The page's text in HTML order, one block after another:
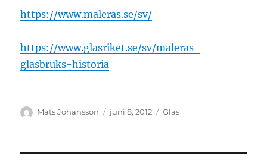
https://www.maleras.se/sv/
https://www.glasriket.se/sv/maleras-
glasbruks-historia
Författare
Mats Johansson
Publicerat
juni 8, 2012 Kategorier
Glas